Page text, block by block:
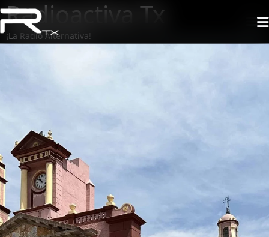
Radioactiva Tx
¡La Radio Alternativa!